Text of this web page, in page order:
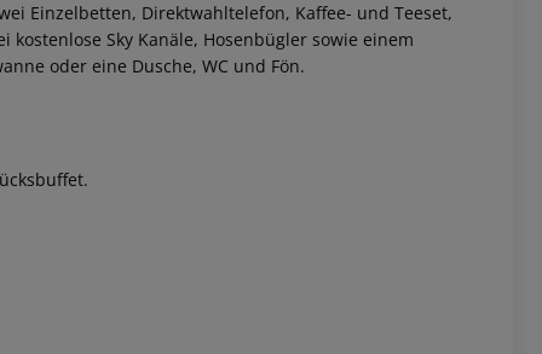
Einzelbetten, Direktwahltelefon, Kaffee- und Teeset,
kostenlose Sky Kanäle, Hosenbügler sowie einem
oder eine Dusche, WC und Fön.